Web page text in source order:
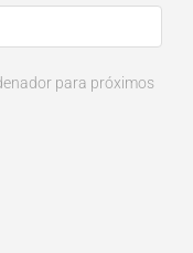
para próximos